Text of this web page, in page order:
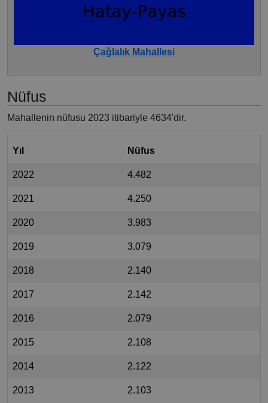
Çağlalık Mahallesi
Nüfus
Mahallenin nüfusu 2023 itibariyle 4634'dir.
Yıl Nüfus
2022 4.482
2021 4.250
2020 3.983
2019 3.079
2018 2.140
2017 2.142
2016 2.079
2015 2.108
2014 2.122
2013 2.103